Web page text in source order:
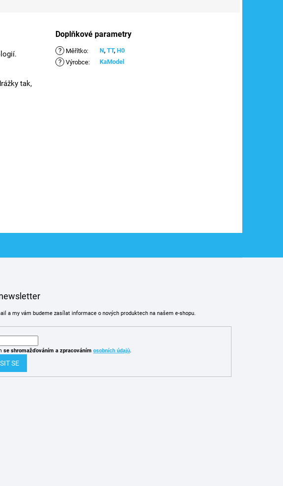
tak,
Doplňkové parametry
? Měřítko: N,TT,H0
? Výrobce: KaModel
a my vám budeme zasílat informace o nových produktech na našem e-shopu.
se shromažďováním a zpracováním osobních údajů.
SE